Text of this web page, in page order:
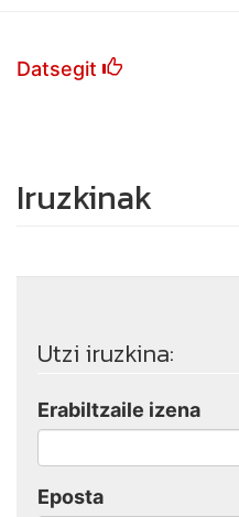
Datsegit
Iruzkinak
Utzi iruzkina:
Erabiltzaile izena
Eposta